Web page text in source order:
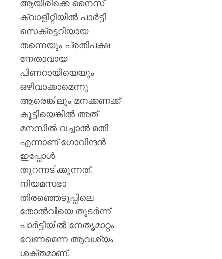
ആയിരിക്കെ നൈസ്
ക്വാളിറ്റിയില്‍ പാര്‍ട്ടി
സെക്രട്ടറിയായ
തന്നെയും പ്രതിപക്ഷ
നേതാവായ
പിണറായിയെയും
ഒഴിവാക്കാമെന്നു
ആരെങ്കിലും മനക്കണക്ക്
കൂട്ടിയെങ്കില്‍ അത്
മനസില്‍ വച്ചാല്‍ മതി
എന്നാണ് ഗോവിന്ദന്‍
ഇപ്പോള്‍
തുറന്നടിക്കുന്നത്.
നിയമസഭാ
തിരഞ്ഞെടുപ്പിലെ
തോല്‍വിയെ തുടര്‍ന്ന്
പാര്‍ട്ടിയില്‍ നേതൃമാറ്റം
വേണമെന്ന ആവശ്യം
ശക്തമാണ്.